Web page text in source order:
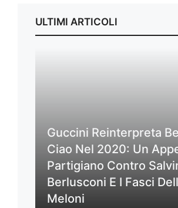
ULTIMI ARTICOLI
Guccini Reinterpreta
Ciao Nel 2020: Un
Partigiano Contro
Berlusconi E I Fasci
Meloni